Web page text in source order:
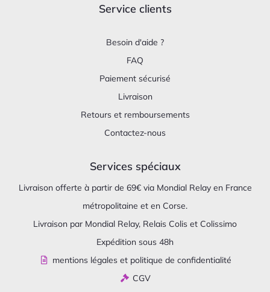
Service clients
Besoin d'aide ?
FAQ
Paiement sécurisé
Livraison
Retours et remboursements
Contactez-nous
Services spéciaux
Livraison offerte à partir de 69€ via Mondial Relay en France
métropolitaine et en Corse.
Livraison par Mondial Relay, Relais Colis et Colissimo
Expédition sous 48h
mentions légales et politique de confidentialité
CGV